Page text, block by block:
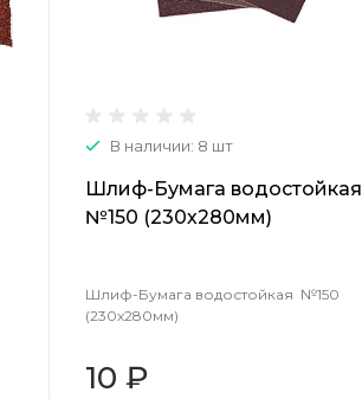
В наличии: 8 шт
Шлиф-Бумага водостойкая
№150 (230х280мм)
Шлиф-Бумага водостойкая №150
(230х280мм)
10 ₽